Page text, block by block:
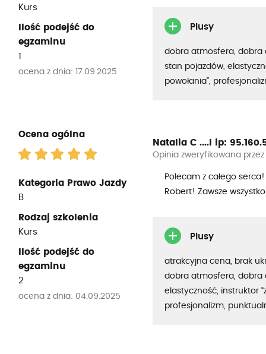
Kurs
Ilość podejść do
egzaminu
1
ocena z dnia: 17.09.2025
Plusy
dobra atmosfera, dobra
stan pojazdów,
powołania”,
Ocena ogólna
Kategoria Prawo Jazdy
B
Rodzaj szkolenia
Kurs
Ilość podejść do
egzaminu
2
ocena z dnia: 04.09.2025
Natalia C ....l ip:
Opinia zweryfikowana
Polecam z całego
Robert! Zawsze
Plusy
atrakcyjna cena, brak
dobra atmosfera, dobra
elastyczność, instruktor
profesjonalizm,